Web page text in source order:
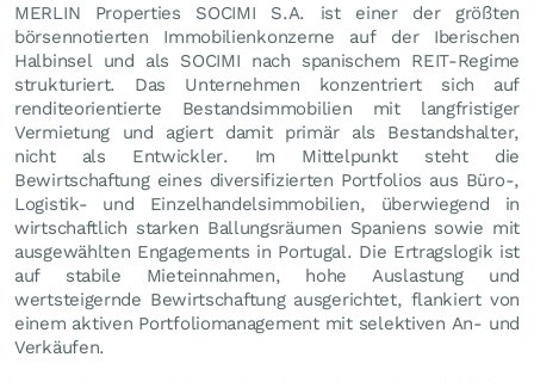
MERLIN Properties SOCIMI S.A. ist einer der größten
börsennotierten Immobilienkonzerne auf der Iberischen
Halbinsel und als SOCIMI nach spanischem REIT-Regime
strukturiert. Das Unternehmen konzentriert sich auf
renditeorientierte Bestandsimmobilien mit langfristiger
Vermietung und agiert damit primär als Bestandshalter,
nicht als Entwickler. Im Mittelpunkt steht die
Bewirtschaftung eines diversifizierten Portfolios aus Büro-,
Logistik- und Einzelhandelsimmobilien, überwiegend in
wirtschaftlich starken Ballungsräumen Spaniens sowie mit
ausgewählten Engagements in Portugal. Die Ertragslogik ist
auf stabile Mieteinnahmen, hohe Auslastung und
wertsteigernde Bewirtschaftung ausgerichtet, flankiert von
einem aktiven Portfoliomanagement mit selektiven An- und
Verkäufen.